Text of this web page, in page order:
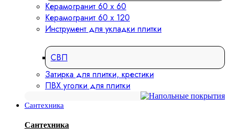
Керамогранит 60 х 60
Керамогранит 60 х 120
Инструмент для укладки плитки
СВП
Затирка для плитки, крестики
ПВХ уголки для плитки
Сантехника
Сантехника